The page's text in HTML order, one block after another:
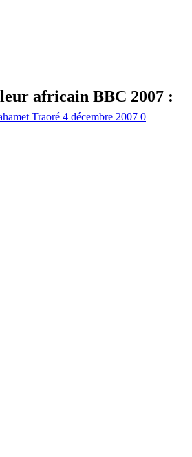
africain BBC 2007 :
Traoré 4 décembre 2007 0